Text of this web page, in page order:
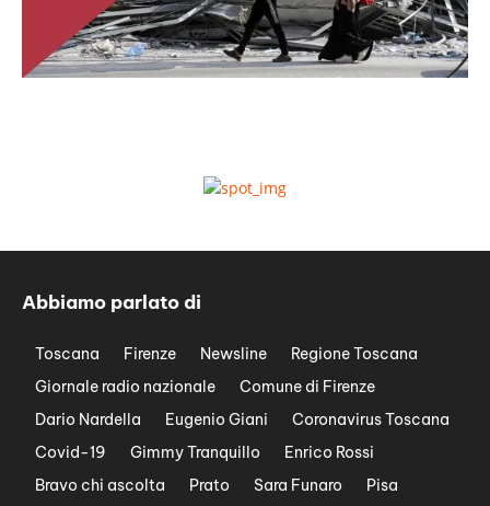
Abbiamo parlato di
Toscana Firenze Newsline
Regione Toscana
Giornale radio nazionale
Comune di Firenze
Dario Nardella
Eugenio Giani
Coronavirus Toscana
Covid-19
Gimmy Tranquillo
Enrico Rossi
Bravo chi ascolta
Prato Sara Funaro
Pisa